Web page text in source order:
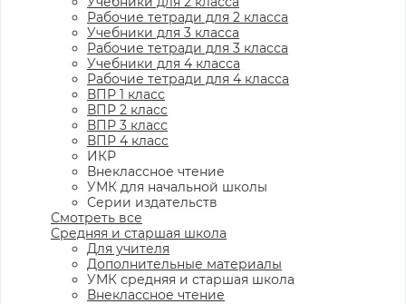
Рабочие тетради для 2 класса
Учебники для 3 класса
Рабочие тетради для 3 класса
Учебники для 4 класса
Рабочие тетради для 4 класса
ВПР 1 класс
ВПР 2 класс
ВПР 3 класс
ВПР 4 класс
ИКР
Внеклассное чтение
УМК для начальной школы
Серии издательств
Смотреть все
Средняя и старшая школа
Для учителя
Дополнительные материалы
УМК средняя и старшая школа
Внеклассное чтение